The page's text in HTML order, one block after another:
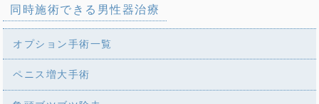
同時施術できる男性器治療
オプション手術一覧
ペニス増大手術